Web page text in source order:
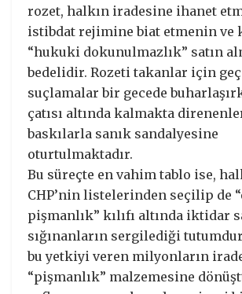
rozet, halkın iradesine ihanet
istibdat rejimine biat etmenin ve
“hukuki dokunulmazlık” satın
bedelidir. Rozeti takanlar için
suçlamalar bir gecede
çatısı altında kalmakta
baskılarla sanık sandalyesine
oturtulmaktadır.
​Bu süreçte en vahim tablo ise,
CHP’nin listelerinden seçilip de
pişmanlık” kılıfı altında iktidar
sığınanların sergilediği
bu yetkiyi veren milyonların
“pişmanlık” malzemesine